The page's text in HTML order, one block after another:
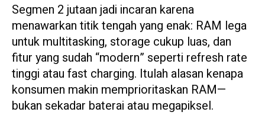
Segmen 2 jutaan jadi incaran karena
menawarkan titik tengah yang enak: RAM lega
untuk multitasking, storage cukup luas, dan
fitur yang sudah “modern” seperti refresh rate
tinggi atau fast charging. Itulah alasan kenapa
konsumen makin memprioritaskan RAM—
bukan sekadar baterai atau megapiksel.